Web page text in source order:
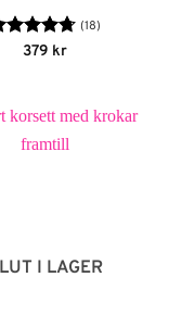
(18)
379 kr
I LAGER